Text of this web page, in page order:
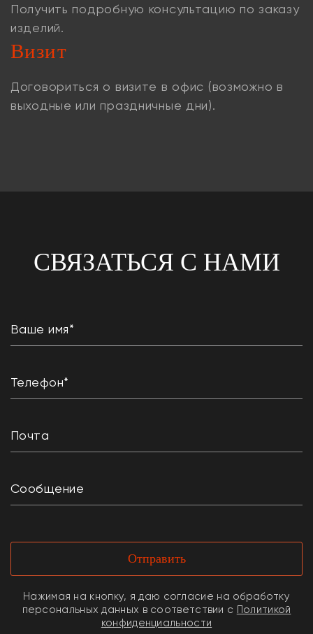
Получить подробную консультацию по заказу
изделий.
Визит
Договориться о визите в офис (возможно в
выходные или праздничные дни).
СВЯЗАТЬСЯ С НАМИ
Отправить
Нажимая на кнопку, я даю согласие на обработку
персональных данных в соответствии с Политикой
конфиденциальности